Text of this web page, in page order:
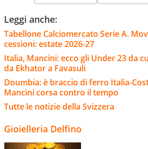
Leggi anche:
Tabellone Calciomercato Serie A.
cessioni: estate 2026-27
Italia, Mancini: ecco gli Under 23 da
da Ekhator a Favasuli
Doumbia: è braccio di ferro Italia-
Mancini corsa contro il tempo
Tutte le notizie della Svizzera
Gioielleria Delfino